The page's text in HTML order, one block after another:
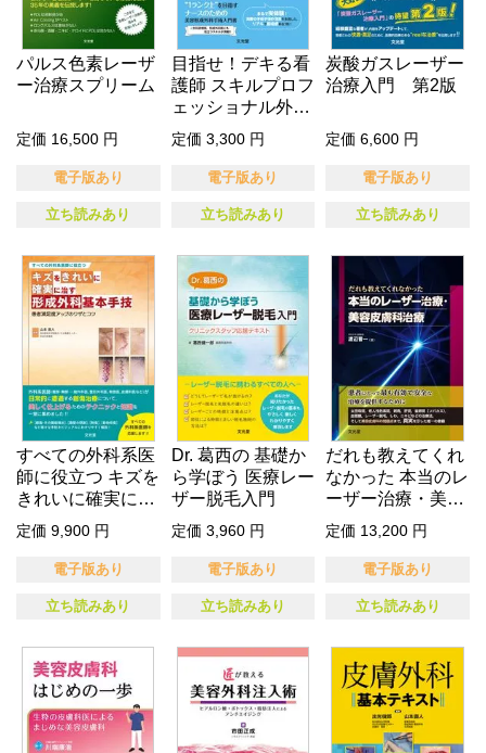
パルス色素レーザ
ー治療スプリーム
定価 16,500 円
電子版あり
立ち読みあり
目指せ！デキる看
護師 スキルプロフ
ェッショナル外科
ナース入…
定価 3,300 円
電子版あり
立ち読みあり
炭酸ガスレーザー
治療入門 第2版
定価 6,600 円
電子版あり
立ち読みあり
すべての外科系医
師に役立つ キズを
きれいに確実に治
す形成外…
定価 9,900 円
電子版あり
立ち読みあり
Dr. 葛西の 基礎か
ら学ぼう 医療レー
ザー脱毛入門
定価 3,960 円
電子版あり
立ち読みあり
だれも教えてくれ
なかった 本当のレ
ーザー治療・美容
皮膚科治…
定価 13,200 円
電子版あり
立ち読みあり